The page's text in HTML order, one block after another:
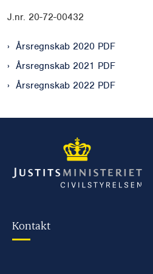
J.nr. 20-72-00432
Årsregnskab 2020 PDF
Årsregnskab 2021 PDF
Årsregnskab 2022 PDF
Kontakt